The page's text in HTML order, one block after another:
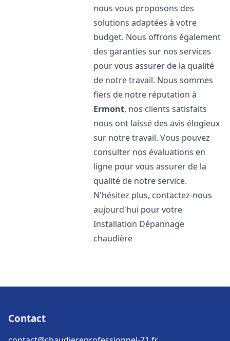
nous vous proposons des
solutions adaptées à votre
budget. Nous offrons également
des garanties sur nos services
pour vous assurer de la qualité
de notre travail. Nous sommes
fiers de notre réputation à
Ermont, nos clients satisfaits
nous ont laissé des avis élogieux
sur notre travail. Vous pouvez
consulter nos évaluations en
ligne pour vous assurer de la
qualité de notre service.
N'hésitez plus, contactez-nous
aujourd'hui pour votre
Installation Dépannage
chaudière
Contact